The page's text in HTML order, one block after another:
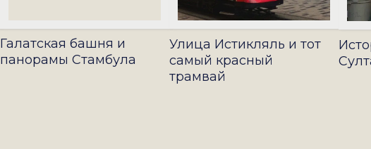
Галатская башня и
панорамы Стамбула
Улица Истикляль и тот
самый красный
трамвай